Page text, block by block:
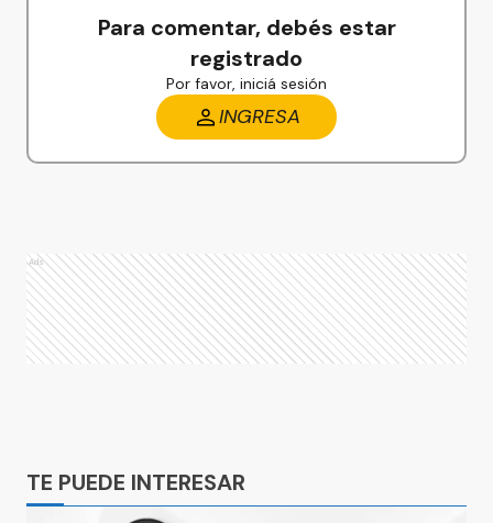
Para comentar, debés estar
registrado
Por favor, iniciá sesión
INGRESA
Ads
TE PUEDE INTERESAR